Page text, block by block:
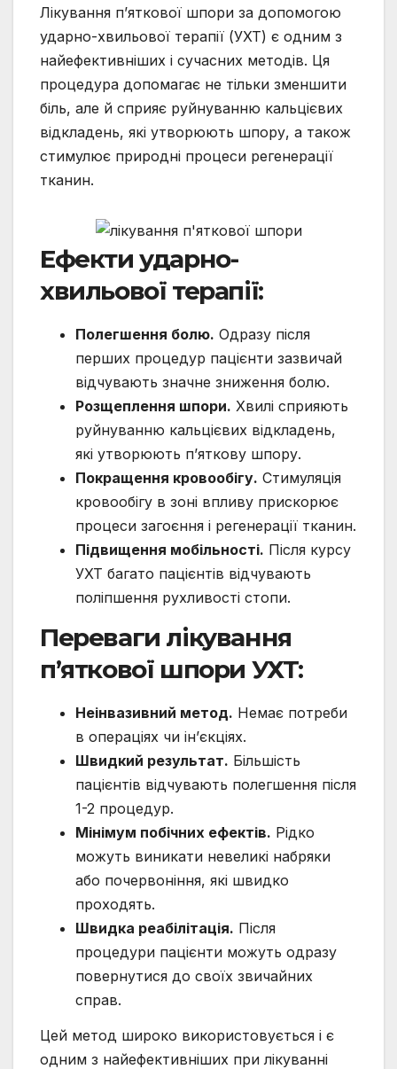
Лікування п’яткової шпори за допомогою
ударно-хвильової терапії (УХТ) є одним з
найефективніших і сучасних методів. Ця
процедура допомагає не тільки зменшити
біль, але й сприяє руйнуванню кальцієвих
відкладень, які утворюють шпору, а також
стимулює природні процеси регенерації
тканин.
Ефекти ударно-
хвильової терапії:
Полегшення болю. Одразу після
перших процедур пацієнти зазвичай
відчувають значне зниження болю.
Розщеплення шпори. Хвилі сприяють
руйнуванню кальцієвих відкладень,
які утворюють п’яткову шпору.
Покращення кровообігу. Стимуляція
кровообігу в зоні впливу прискорює
процеси загоєння і регенерації тканин.
Підвищення мобільності. Після курсу
УХТ багато пацієнтів відчувають
поліпшення рухливості стопи.
Переваги лікування
п’яткової шпори УХТ:
Неінвазивний метод. Немає потреби
в операціях чи ін’єкціях.
Швидкий результат. Більшість
пацієнтів відчувають полегшення після
1-2 процедур.
Мінімум побічних ефектів. Рідко
можуть виникати невеликі набряки
або почервоніння, які швидко
проходять.
Швидка реабілітація. Після
процедури пацієнти можуть одразу
повернутися до своїх звичайних
справ.
Цей метод широко використовується і є
одним з найефективніших при лікуванні